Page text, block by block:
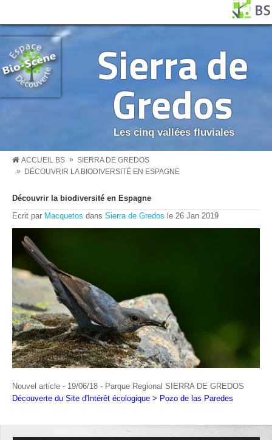
Sierra de
Gredos
Les cinq vallées fluviales
BS MENU
ACCUEIL BS » SIERRA DE GREDOS
»
DÉCOUVRIR LA BIODIVERSITÉ EN ESPAGNE
Découvrir la biodiversité en Espagne
Ecrit par Macquetos dans Sierra de Gredos le 26 Jan 2019
Nouvel article - 19/06/18 - Parque Regional SIERRA DE GREDOS
Découverte du Site d'Intérêt écologique > Pozo de las Paredes